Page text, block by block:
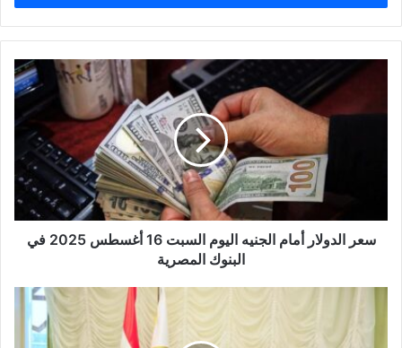
ب
ر
سعر الدولار أمام الجنيه اليوم السبت 16 أغسطس 2025 في
البنوك المصرية